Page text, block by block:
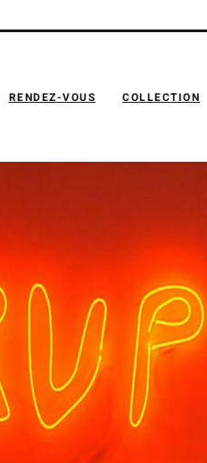
RENDEZ-VOUS COLLECTION